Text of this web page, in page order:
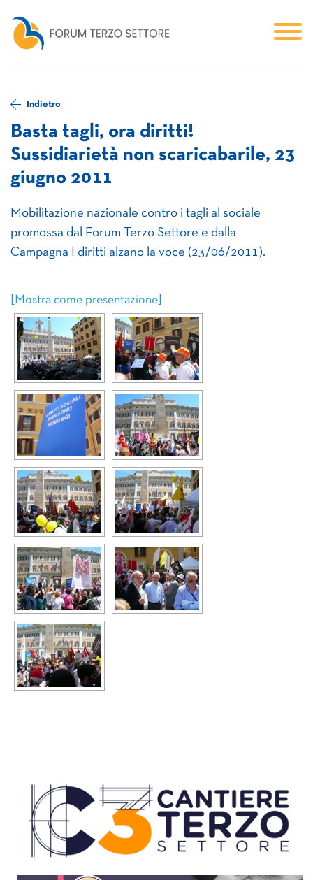
Indietro
Basta tagli, ora diritti!
Sussidiarietà non scaricabarile, 23
giugno 2011
Mobilitazione nazionale contro i tagli al sociale
promossa dal Forum Terzo Settore e dalla
Campagna I diritti alzano la voce (23/06/2011).
[Mostra come presentazione]